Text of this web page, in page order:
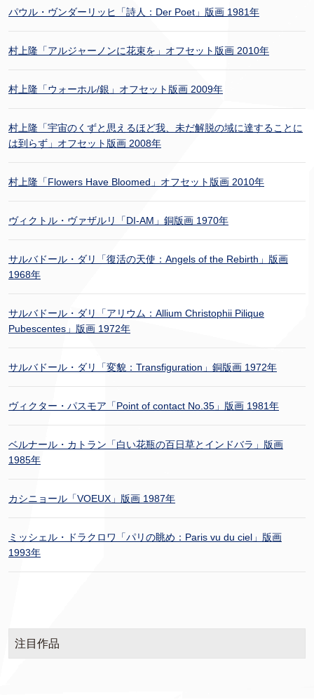
パウル・ヴンダーリッヒ「詩人：Der Poet」版画 1981年
村上隆「アルジャーノンに花束を」オフセット版画 2010年
村上隆「ウォーホル/銀」オフセット版画 2009年
村上隆「宇宙のくずと思えるほど我、未だ解脱の域に達することに
は到らず」オフセット版画 2008年
村上隆「Flowers Have Bloomed」オフセット版画 2010年
ヴィクトル・ヴァザルリ「DI-AM」銅版画 1970年
サルバドール・ダリ「復活の天使：Angels of the Rebirth」版画
1968年
サルバドール・ダリ「アリウム：Allium Christophii Pilique
Pubescentes」版画 1972年
サルバドール・ダリ「変貌：Transfiguration」銅版画 1972年
ヴィクター・パスモア「Point of contact No.35」版画 1981年
ベルナール・カトラン「白い花瓶の百日草とインドバラ」版画
1985年
カシニョール「VOEUX」版画 1987年
ミッシェル・ドラクロワ「パリの眺め：Paris vu du ciel」版画
1993年
注目作品